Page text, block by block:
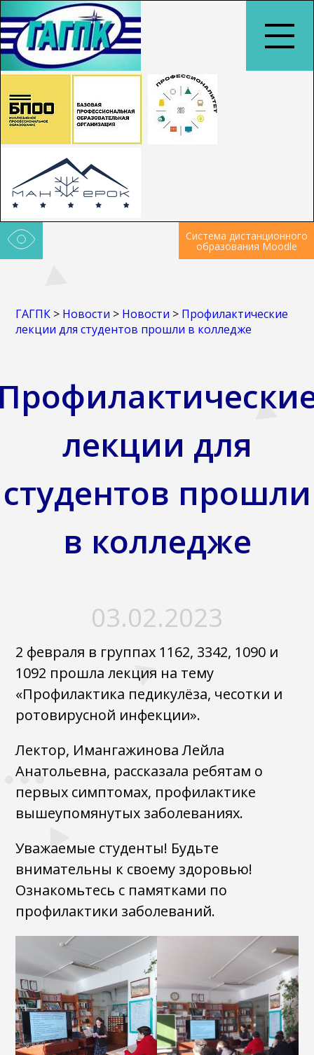
Система дистанционного
образования Moodle
ГАГПК > Новости > Новости > Профилактические
лекции для студентов прошли в колледже
лекции для
студентов прошли
в колледже
03.02.2023
2 февраля в группах 1162, 3342, 1090 и
1092 прошла лекция на тему
«Профилактика педикулёза, чесотки и
ротовирусной инфекции».
Лектор, Имангажинова Лейла
Анатольевна, рассказала ребятам о
первых симптомах, профилактике
вышеупомянутых заболеваниях.
Уважаемые студенты! Будьте
внимательны к своему здоровью!
Ознакомьтесь с памятками по
профилактики заболеваний.